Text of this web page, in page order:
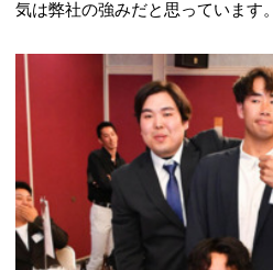
気は弊社の強みだと思っています。